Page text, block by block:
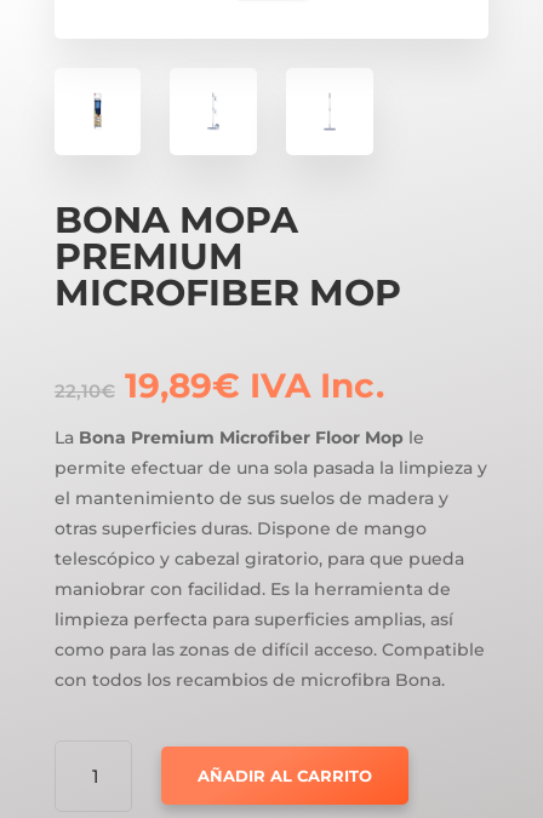
BONA MOPA
PREMIUM
MICROFIBER MOP
22,10€ El
precio
original
era:
22,10€.
19,89€El
precio
actual
es:
19,89€.
IVA Inc.
La Bona Premium Microfiber Floor Mop le
permite efectuar de una sola pasada la limpieza y
el mantenimiento de sus suelos de madera y
otras superficies duras. Dispone de mango
telescópico y cabezal giratorio, para que pueda
maniobrar con facilidad. Es la herramienta de
limpieza perfecta para superficies amplias, así
como para las zonas de difícil acceso. Compatible
con todos los recambios de microfibra Bona.
MOPA
AÑADIR AL CARRITO